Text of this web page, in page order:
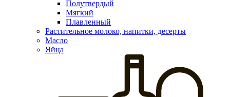
Полутвердый
Мягкий
Плавленный
Растительное молоко, напитки, десерты
Масло
Яйца